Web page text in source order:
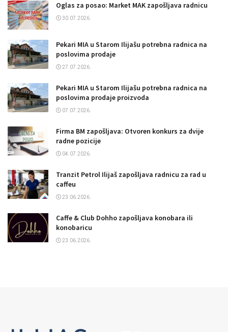
Oglas za posao: Market MAK zapošljava radnicu
30.07.2026.
Pekari MIA u Starom Ilijašu potrebna radnica na
poslovima prodaje
27.07.2026.
Pekari MIA u Starom Ilijašu potrebna radnica na
poslovima prodaje proizvoda
07.07.2026.
Firma BM zapošljava: Otvoren konkurs za dvije
radne pozicije
04.07.2026.
Tranzit Petrol Ilijaš zapošljava radnicu za rad u
caffeu
23.06.2026.
Caffe & Club Dohho zapošljava konobara ili
konobaricu
23.06.2026.